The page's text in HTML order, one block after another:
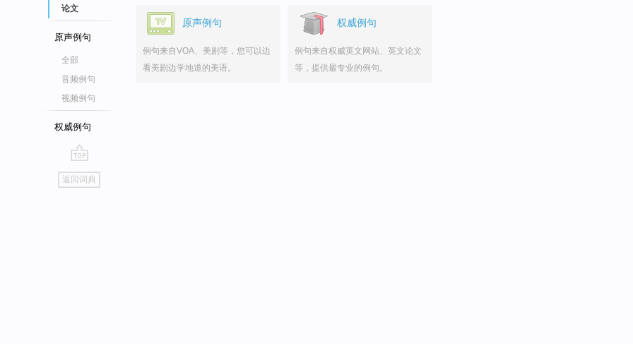
论文
原声例句
全部
音频例句
视频例句
权威例句
go
top
返回词典
原声例句
例句来自VOA、美剧等，您可以边
看美剧边学地道的美语。
权威例句
例句来自权威英文网站、英文论文
等，提供最专业的例句。